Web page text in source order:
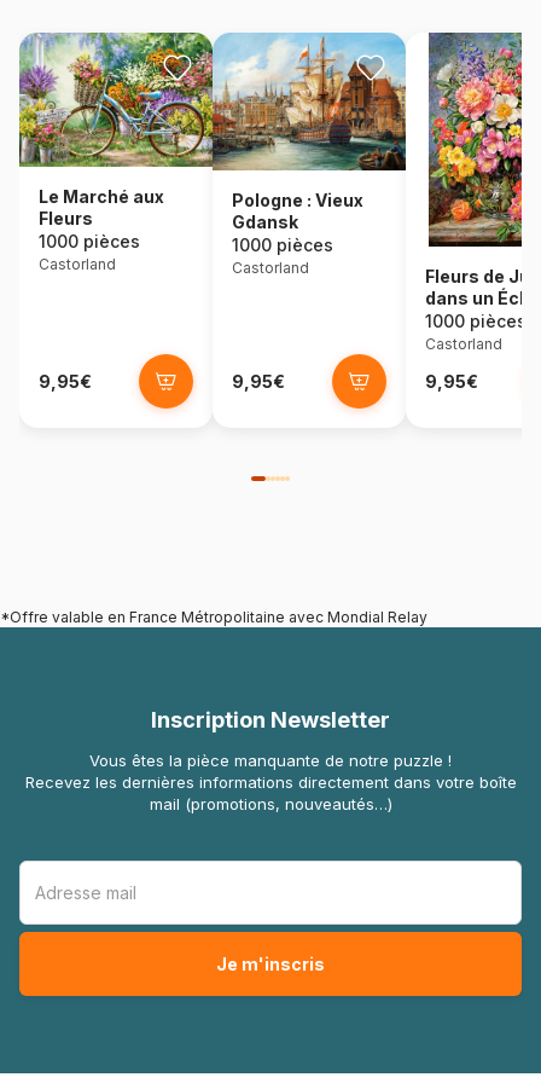
Le Marché aux
Fleurs
1000 pièces
Castorland
9,95€
Pologne : Vieux
Gdansk
1000 pièces
Castorland
9,95€
Fleurs de
dans un Éclat
Radieux
1000 pièces
Castorland
9,95€
*Offre valable en France Métropolitaine avec Mondial Relay
Inscription Newsletter
Vous êtes la pièce manquante de notre puzzle !
Recevez les dernières informations directement dans votre boîte
mail (promotions, nouveautés…)